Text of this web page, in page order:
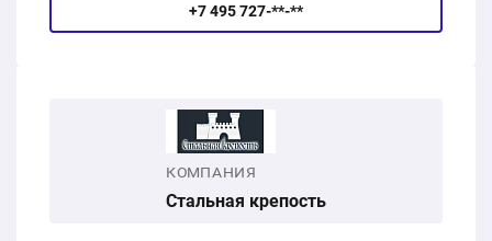
+7 495 727-**-**
КОМПАНИЯ
Стальная крепость